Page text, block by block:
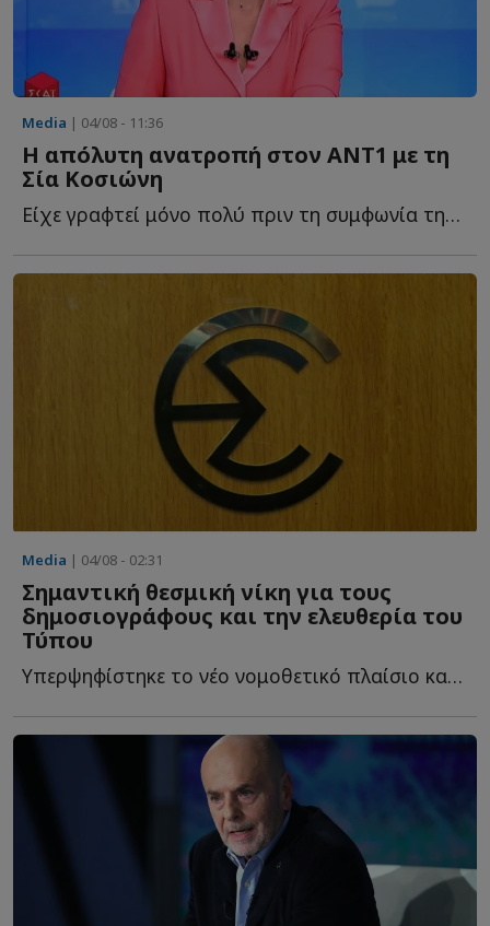
Media | 04/08 - 11:36
Η απόλυτη ανατροπή στον ΑΝΤ1 με τη
Σία Κοσιώνη
Είχε γραφτεί μόνο πολύ πριν τη συμφωνία της, ως πιθανότητα ν...
Media | 04/08 - 02:31
Σημαντική θεσμική νίκη για τους
δημοσιογράφους και την ελευθερία του
Τύπου
Υπερψηφίστηκε το νέο νομοθετικό πλαίσιο κατά των Στρατηγικών Α...